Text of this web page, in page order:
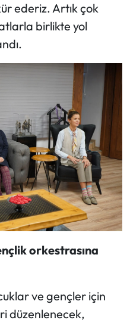
ederiz. Artık çok
birlikte yol
orkestrasına
ve gençler için
düzenlenecek,